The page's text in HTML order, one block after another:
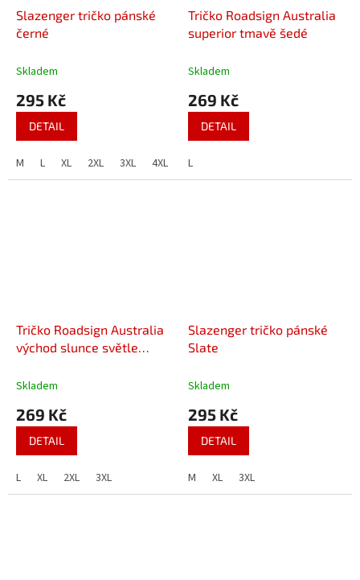
Slazenger tričko pánské
černé
Skladem
295 Kč
DETAIL
M L XL 2XL 3XL 4XL
Tričko Roadsign Australia
superior tmavě šedé
Skladem
269 Kč
DETAIL
L
Tričko Roadsign Australia
východ slunce světle
Skladem
269 Kč
DETAIL
L XL 2XL 3XL
Slazenger tričko pánské
Slate
Skladem
295 Kč
DETAIL
M XL 3XL